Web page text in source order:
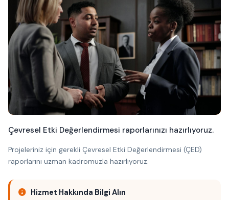
Çevresel Etki Değerlendirmesi raporlarınızı hazırlıyoruz.
Projeleriniz için gerekli Çevresel Etki Değerlendirmesi (ÇED)
raporlarını uzman kadromuzla hazırlıyoruz.
Hizmet Hakkında Bilgi Alın